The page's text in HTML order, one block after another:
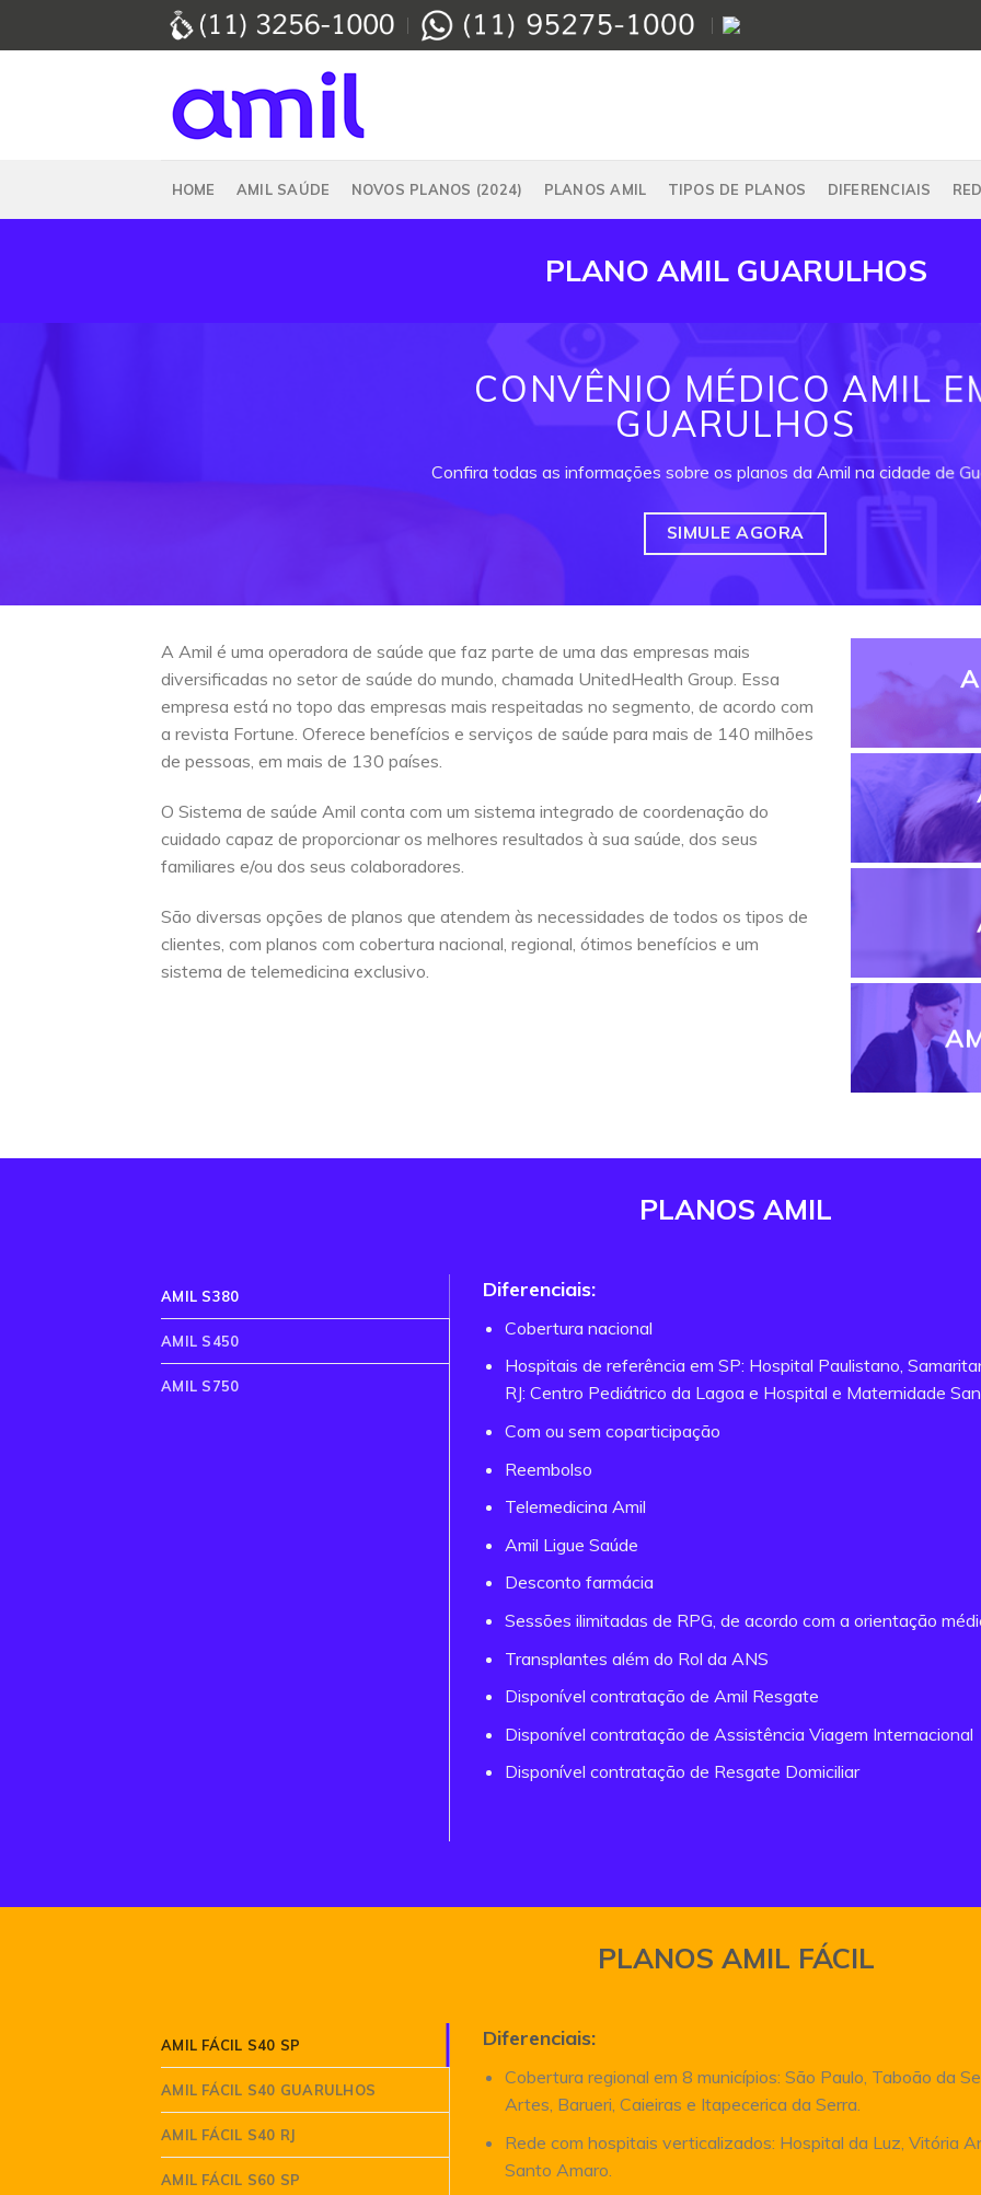
HOME AMIL SAÚDE NOVOS PLANOS (2024) PLANOS AMIL TIPOS DE PLANOS DIFERENCIAIS
PLANO AMIL GUARULHOS
CONVÊNIO MÉDICO AMIL
GUARULHOS
Confira todas as informações sobre os planos da Amil na cidade de
SIMULE AGORA
A Amil é uma operadora de saúde que faz parte de uma das empresas mais
diversificadas no setor de saúde do mundo, chamada UnitedHealth Group. Essa
empresa está no topo das empresas mais respeitadas no segmento, de acordo com
a revista Fortune. Oferece benefícios e serviços de saúde para mais de 140 milhões
de pessoas, em mais de 130 países.
O Sistema de saúde Amil conta com um sistema integrado de coordenação do
cuidado capaz de proporcionar os melhores resultados à sua saúde, dos seus
familiares e/ou dos seus colaboradores.
São diversas opções de planos que atendem às necessidades de todos os tipos de
clientes, com planos com cobertura nacional, regional, ótimos benefícios e um
sistema de telemedicina exclusivo.
PLANOS AMIL
AMIL S380
AMIL S450
AMIL S750
Diferenciais:
Cobertura nacional
Hospitais de referência em SP: Hospital Paulistano,
RJ: Centro Pediátrico da Lagoa e Hospital e Maternidade
Com ou sem coparticipação
Reembolso
Telemedicina Amil
Amil Ligue Saúde
Desconto farmácia
Sessões ilimitadas de RPG, de acordo com a orientação
Transplantes além do Rol da ANS
Disponível contratação de Amil Resgate
Disponível contratação de Assistência Viagem Internacional
Disponível contratação de Resgate Domiciliar
PLANOS AMIL FÁCIL
AMIL FÁCIL S40 SP
AMIL FÁCIL S40 GUARULHOS
AMIL FÁCIL S40 RJ
AMIL FÁCIL S60 SP
Diferenciais:
Cobertura regional em 8 municípios: São Paulo, Taboão da
Artes, Barueri, Caieiras e Itapecerica da Serra.
Rede com hospitais verticalizados: Hospital da Luz, Vitória
Santo Amaro.